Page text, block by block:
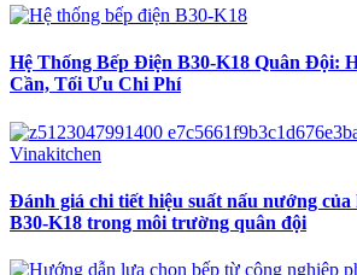
Hệ Thống Bếp Điện B30-K18 Quân Đội:
Cần, Tối Ưu Chi Phí
Đánh giá chi tiết hiệu suất nấu nướng của
B30-K18 trong môi trường quân đội